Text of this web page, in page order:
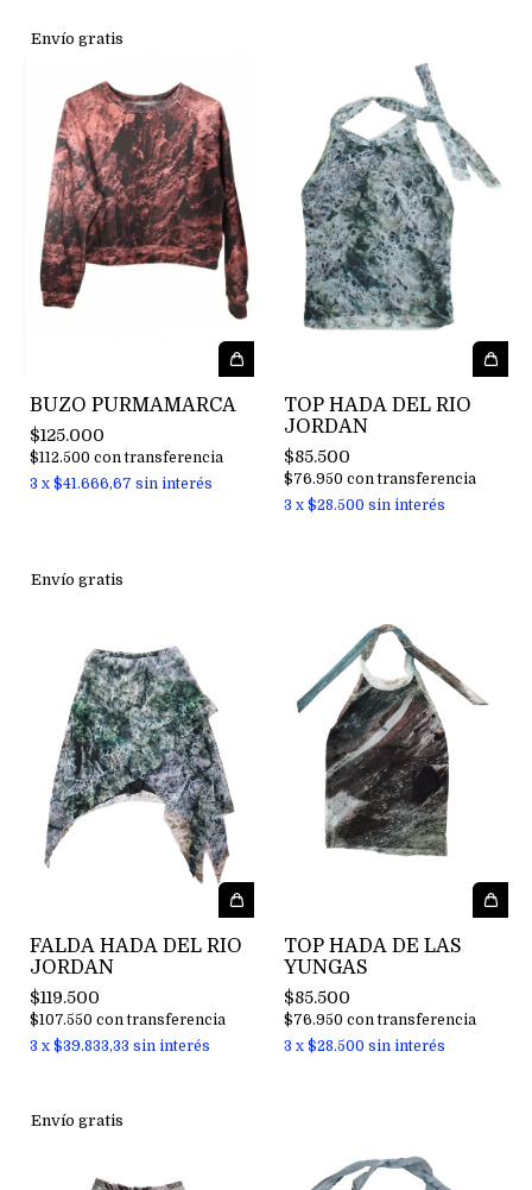
Envío gratis
BUZO PURMAMARCA
$125.000
$112.500 con transferencia
3 x $41.666,67 sin interés
TOP HADA DEL RIO
JORDAN
$85.500
$76.950 con transferencia
3 x $28.500 sin interés
Envío gratis
FALDA HADA DEL RIO
JORDAN
$119.500
$107.550 con transferencia
3 x $39.833,33 sin interés
TOP HADA DE LAS
YUNGAS
$85.500
$76.950 con transferencia
3 x $28.500 sin interés
Envío gratis